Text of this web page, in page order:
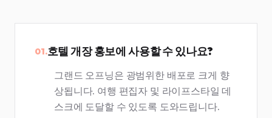
01.호텔 개장 홍보에 사용할 수 있나요?
그랜드 오프닝은 광범위한 배포로 크게 향
상됩니다. 여행 편집자 및 라이프스타일 데
스크에 도달할 수 있도록 도와드립니다.